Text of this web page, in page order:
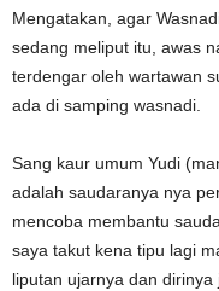
Mengatakan, agar
sedang meliput itu, awas
terdengar oleh wartawan
ada di samping wasnadi.
Sang kaur umum Yudi
adalah saudaranya nya
mencoba membantu
saya takut kena tipu lagi
liputan ujarnya dan